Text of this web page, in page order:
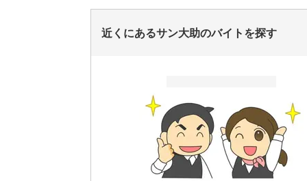
近くにあるサン大助のバイトを探す